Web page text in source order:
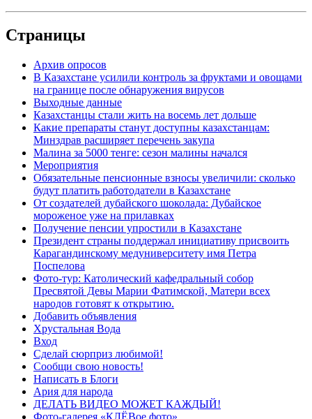
Страницы
Архив опросов
В Казахстане усилили контроль за фруктами и овощами
на границе после обнаружения вирусов
Выходные данные
Казахстанцы стали жить на восемь лет дольше
Какие препараты станут доступны казахстанцам:
Минздрав расширяет перечень закупа
Малина за 5000 тенге: сезон малины начался
Мероприятия
Обязательные пенсионные взносы увеличили: сколько
будут платить работодатели в Казахстане
От создателей дубайского шоколада: Дубайское
мороженое уже на прилавках
Получение пенсии упростили в Казахстане
Президент страны поддержал инициативу присвоить
Карагандинскому медуниверситету имя Петра
Поспелова
Фото-тур: Католический кафедральный собор
Пресвятой Девы Марии Фатимской, Матери всех
народов готовят к открытию.
Добавить объявления
Хрустальная Вода
Вход
Сделай сюрприз любимой!
Сообщи свою новость!
Написать в Блоги
Ария для народа
ДЕЛАТЬ ВИДЕО МОЖЕТ КАЖДЫЙ!